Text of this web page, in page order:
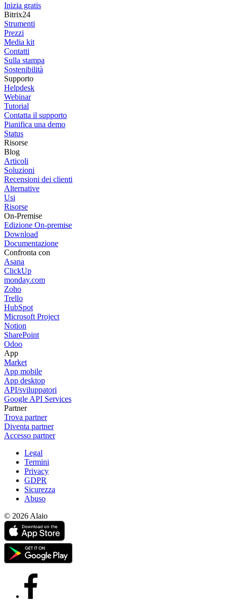
Inizia gratis
Bitrix24
Strumenti
Prezzi
Media kit
Contatti
Sulla stampa
Sostenibilità
Supporto
Helpdesk
Webinar
Tutorial
Contatta il supporto
Pianifica una demo
Status
Risorse
Blog
Articoli
Soluzioni
Recensioni dei clienti
Alternative
Usi
Risorse
On-Premise
Edizione On-premise
Download
Documentazione
Confronta con
Asana
ClickUp
monday.com
Zoho
Trello
HubSpot
Microsoft Project
Notion
SharePoint
Odoo
App
Market
App mobile
App desktop
API/sviluppatori
Google API Services
Partner
Trova partner
Diventa partner
Accesso partner
Legal
Termini
Privacy
GDPR
Sicurezza
Abuso
© 2026 Alaio